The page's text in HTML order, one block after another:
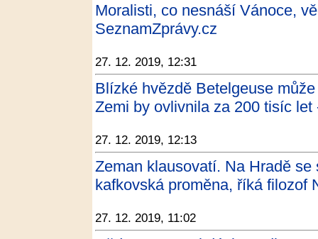
Moralisti, co nesnáší Vánoce,
SeznamZprávy.cz
27. 12. 2019, 12:31
Blízké hvězdě Betelgeuse
Zemi by ovlivnila za 200 tisíc let
27. 12. 2019, 12:13
Zeman klausovatí. Na Hradě
kafkovská proměna, říká filozof
27. 12. 2019, 11:02